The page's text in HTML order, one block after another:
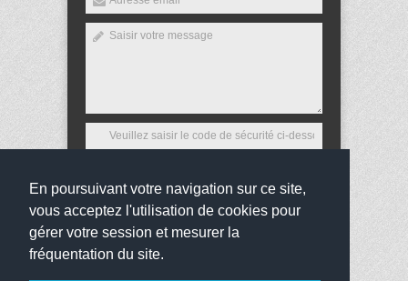
En poursuivant votre navigation sur ce site,
vous acceptez l'utilisation de cookies pour
gérer votre session et mesurer la
fréquentation du site.
Envoyer